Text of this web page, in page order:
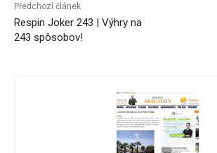
Předchozí článek
Respin Joker 243 | Výhry na
243 spôsobov!